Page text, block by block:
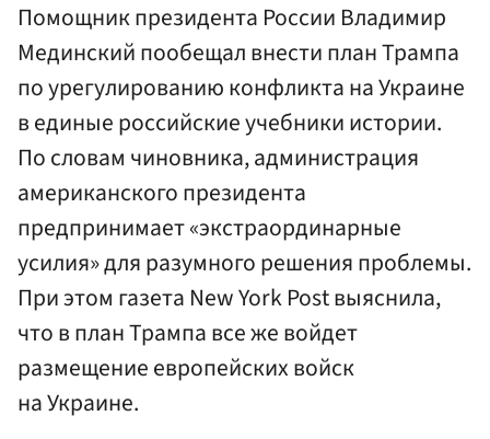
Помощник президента России Владимир
Мединский пообещал внести план Трампа
по урегулированию конфликта на Украине
в единые российские учебники истории.
По словам чиновника, администрация
американского президента
предпринимает «экстраординарные
усилия» для разумного решения проблемы.
При этом газета New York Post выяснила,
что в план Трампа все же войдет
размещение европейских войск
на Украине.